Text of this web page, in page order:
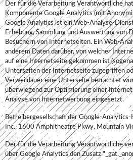
Der für die Verarbeitung Verantwortliche
Komponente Google Analytics (mit
Google Analytics ist ein Web-Analyse-
Erhebung, Sammlung und Auswertung von
Besuchern von Internetseiten. Ein Web-
anderem Daten darüber, von welcher
auf eine Internetseite gekommen ist
Unterseiten der Internetseite zugegriffen
Verweildauer eine Unterseite betrachtet
überwiegend zur Optimierung einer
Analyse von Internetwerbung eingesetzt.
Betreibergesellschaft der Google-
Inc., 1600 Amphitheatre Pkwy, Mountain
Der für die Verarbeitung Verantwortliche
über Google Analytics den Zusatz